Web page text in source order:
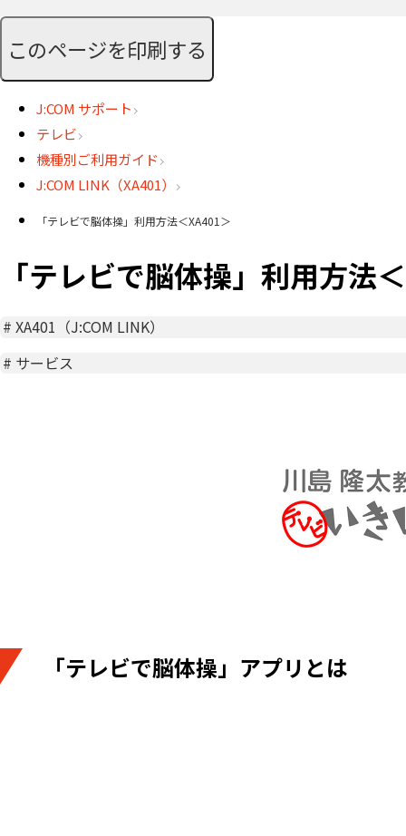
このページを印刷する
J:COM サポート
テレビ
機種別ご利用ガイド
J:COM LINK（XA401）
「テレビで脳体操」利用方法＜XA401＞
「テレビで脳体操」利用方法
#XA401（J:COM LINK）
# サービス
「テレビで脳体操」アプリとは